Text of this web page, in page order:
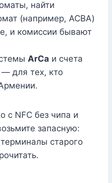
найти
(например, ACBA)
и комиссии бывают
ArCa и счета
— для тех, кто
с NFC без чипа и
запасную:
старого